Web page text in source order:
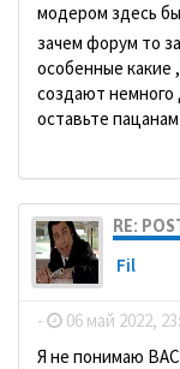
модером здесь
зачем форум то
особенные какие
создают немного
оставьте пацанам
RE:
Fil
- 06 май 2022,
Я не понимаю